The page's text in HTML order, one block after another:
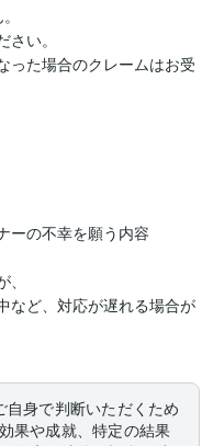
い。
った場合のクレームはお受
ーの不幸を願う内容
など、対応が遅れる場合が
身で判断いただくため
果や成就、特定の結果